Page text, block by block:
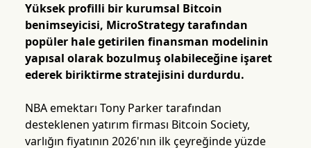
Yüksek profilli bir kurumsal Bitcoin
benimseyicisi, MicroStrategy tarafından
popüler hale getirilen finansman modelinin
yapısal olarak bozulmuş olabileceğine işaret
ederek biriktirme stratejisini durdurdu.
NBA emektarı Tony Parker tarafından
desteklenen yatırım firması Bitcoin Society,
varlığın fiyatının 2026'nın ilk çeyreğinde yüzde